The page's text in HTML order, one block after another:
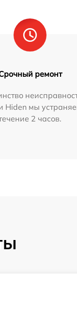
ремонт
Hiden мы
2 часов.